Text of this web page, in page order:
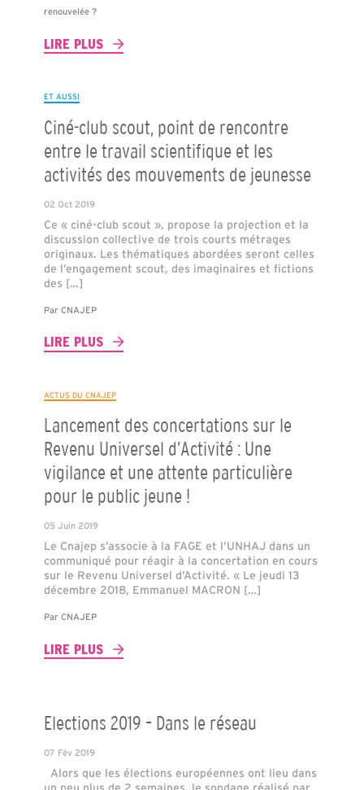
renouvelée ?
LIRE PLUS
ET AUSSI
Ciné-club scout, point de rencontre
entre le travail scientifique et les
activités des mouvements de jeunesse
02 Oct 2019
Ce « ciné-club scout », propose la projection et la
discussion collective de trois courts métrages
originaux. Les thématiques abordées seront celles
de l’engagement scout, des imaginaires et fictions
des […]
Par CNAJEP
LIRE PLUS
ACTUS DU CNAJEP
Lancement des concertations sur le
Revenu Universel d’Activité : Une
vigilance et une attente particulière
pour le public jeune !
05 Juin 2019
Le Cnajep s’associe à la FAGE et l’UNHAJ dans un
communiqué pour réagir à la concertation en cours
sur le Revenu Universel d’Activité. « Le jeudi 13
décembre 2018, Emmanuel MACRON […]
Par CNAJEP
LIRE PLUS
Elections 2019 – Dans le réseau
07 Fév 2019
Alors que les élections européennes ont lieu dans
un peu plus de 2 semaines, le sondage réalisé par